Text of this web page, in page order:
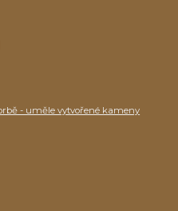
- uměle vytvořené kameny